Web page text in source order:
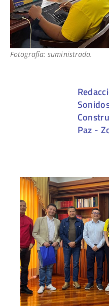
Fotografía: suministrada.
Paz -